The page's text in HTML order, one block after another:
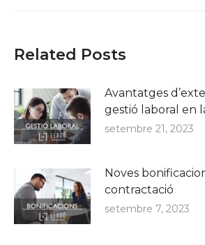
Related Posts
Avantatges
gestió laboral en
setembre 21, 2023
Noves
contractació
setembre 7, 2023